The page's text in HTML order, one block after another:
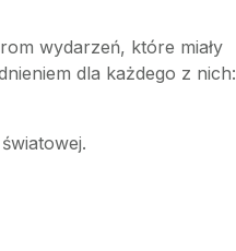
wydarzeń, które miały
dla każdego z nich: